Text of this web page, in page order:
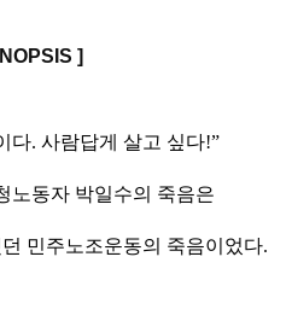
]
다. 사람답게 살고 싶다!”
노동자 박일수의 죽음은
민주노조운동의 죽음이었다.